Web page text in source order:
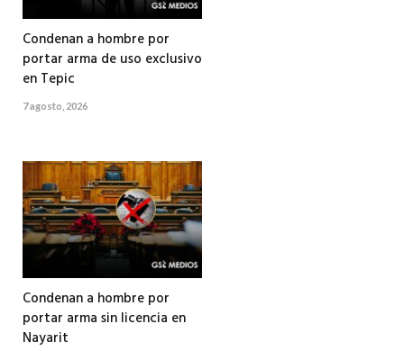
Condenan a hombre por
portar arma de uso exclusivo
en Tepic
7 agosto, 2026
Condenan a hombre por
portar arma sin licencia en
Nayarit